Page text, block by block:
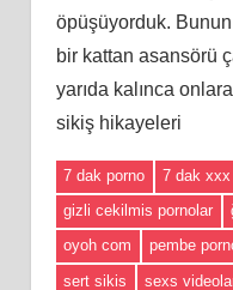
öpüşüyorduk. Bunun
bir kattan asansörü
yarıda kalınca
sikiş hikayeleri
7 dak porno 7 dak xxx
gizli cekilmis pornolar
oyoh com
pembe
sert sikis
sexs